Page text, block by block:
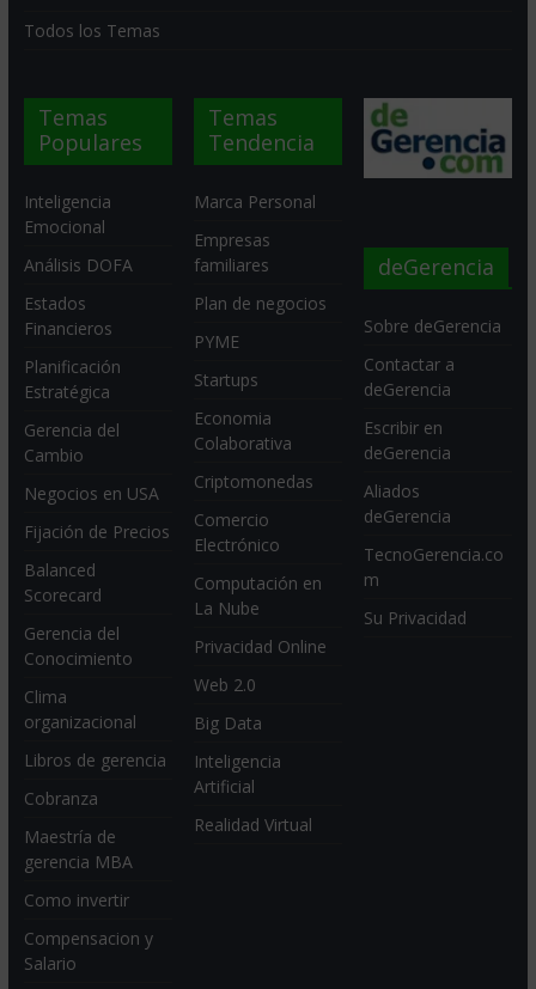
Todos los Temas
Temas
Populares
Inteligencia
Emocional
Análisis DOFA
Estados
Financieros
Planificación
Estratégica
Gerencia del
Cambio
Negocios en USA
Fijación de Precios
Balanced
Scorecard
Gerencia del
Conocimiento
Clima
organizacional
Libros de gerencia
Cobranza
Maestría de
gerencia MBA
Como invertir
Compensacion y
Salario
Temas
Tendencia
Marca Personal
Empresas
familiares
Plan de negocios
PYME
Startups
Economia
Colaborativa
Criptomonedas
Comercio
Electrónico
Computación en
La Nube
Privacidad Online
Web 2.0
Big Data
Inteligencia
Artificial
Realidad Virtual
deGerencia
Sobre deGerencia
Contactar a
deGerencia
Escribir en
deGerencia
Aliados
deGerencia
TecnoGerencia.co
m
Su Privacidad